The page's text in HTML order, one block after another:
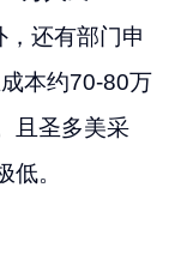
还有部门申
本约70-80万
且圣多美采
低。